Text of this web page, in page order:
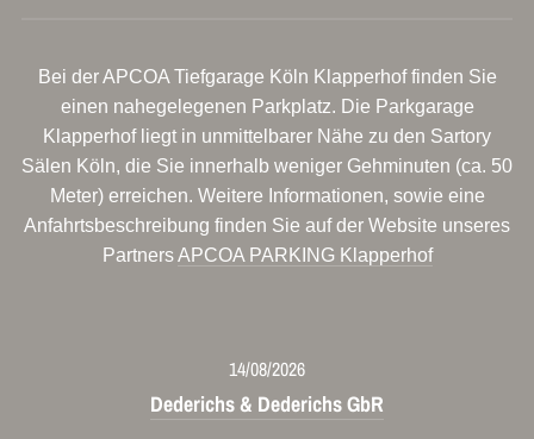
Bei der APCOA Tiefgarage Köln Klapperhof finden Sie
einen nahegelegenen Parkplatz. Die Parkgarage
Klapperhof liegt in unmittelbarer Nähe zu den Sartory
Sälen Köln, die Sie innerhalb weniger Gehminuten (ca. 50
Meter) erreichen. Weitere Informationen, sowie eine
Anfahrtsbeschreibung finden Sie auf der Website unseres
PartnersAPCOA PARKING Klapperhof
14/08/2026
Dederichs & Dederichs GbR